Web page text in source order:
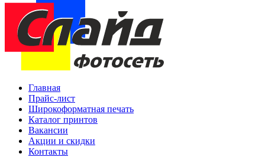
Главная
Прайс-лист
Широкоформатная печать
Каталог принтов
Вакансии
Акции и скидки
Контакты